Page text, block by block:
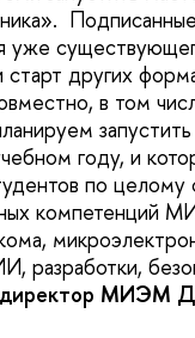
уже
старт других
в том
году, и
по целому
компетенций
разработки,
директор МИЭМ